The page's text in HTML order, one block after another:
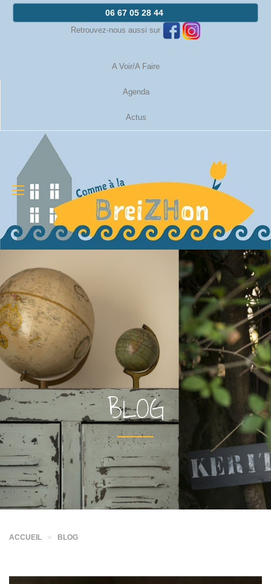
06 67 05 28 44
Retrouvez-nous aussi sur
A Voir/A Faire
Agenda
Actus
BLOG
ACCUEIL BLOG